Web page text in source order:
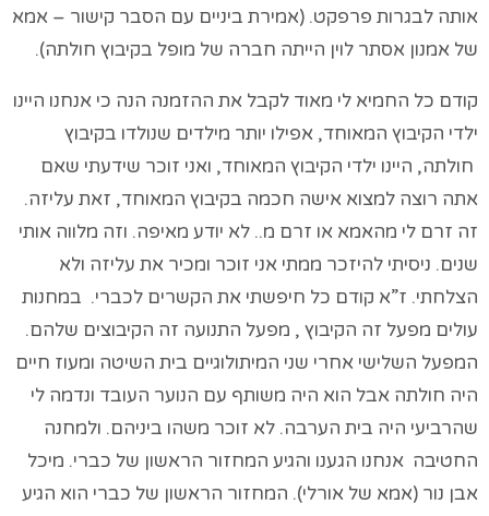
אותה לבגרות פרפקט. (אמירת ביניים עם הסבר קישור – אמא
של אמנון אסתר לוין הייתה חברה של מופל בקיבוץ חולתה).
קודם כל החמיא לי מאוד לקבל את ההזמנה הנה כי אנחנו היינו
ילדי הקיבוץ המאוחד, אפילו יותר מילדים שנולדו בקיבוץ
חולתה, היינו ילדי הקיבוץ המאוחד, ואני זוכר שידעתי שאם
אתה רוצה למצוא אישה חכמה בקיבוץ המאוחד, זאת עליזה.
זה זרם לי מהאמא או זרם מ.. לא יודע מאיפה. וזה מלווה אותי
שנים. ניסיתי להיזכר ממתי אני זוכר ומכיר את עליזה ולא
הצלחתי. ז”א קודם כל חיפשתי את הקשרים לכברי. במחנות
עולים מפעל זה הקיבוץ , מפעל התנועה זה הקיבוצים שלהם.
המפעל השלישי אחרי שני המיתולוגיים בית השיטה ומעוז חיים
היה חולתה אבל הוא היה משותף עם הנוער העובד ונדמה לי
שהרביעי היה בית הערבה. לא זוכר משהו ביניהם. ולמחנה
החטיבה אנחנו הגענו והגיע המחזור הראשון של כברי. מיכל
אבן נור (אמא של אורלי). המחזור הראשון של כברי הוא הגיע